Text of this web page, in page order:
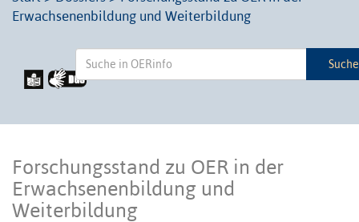
Erwachsenenbildung und Weiterbildung
Forschungsstand zu OER in der
Erwachsenenbildung und
Weiterbildung